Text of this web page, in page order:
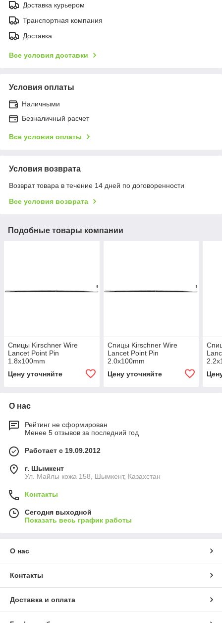
Доставка курьером
Транспортная компания
Доставка
Все условия доставки
Условия оплаты
Наличными
Безналичный расчет
Все условия оплаты
Условия возврата
Возврат товара в течение 14 дней по договоренности
Все условия возврата
Подобные товары компании
Спицы Kirschner Wire
Lancet Point Pin
1.8x100mm
Цену уточняйте
Спицы Kirschner Wire
Lancet Point Pin
2.0x100mm
Цену уточняйте
О нас
Рейтинг не сформирован
Менее 5 отзывов за последний год
Работает с 19.09.2012
г. Шымкент
Ул. Майлы кожа 158, Шымкент, Казахстан
Контакты
Сегодня выходной
Показать весь график работы
О нас
Контакты
Доставка и оплата